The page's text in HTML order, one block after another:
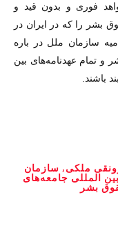
فوری و بدون قید و
بشر را که در ایران در
سازمان ملل در باره
و تمام عهدنامه‌های بین
باشند.
ملکی, سازمان
المللی جامعه‌های
بشر